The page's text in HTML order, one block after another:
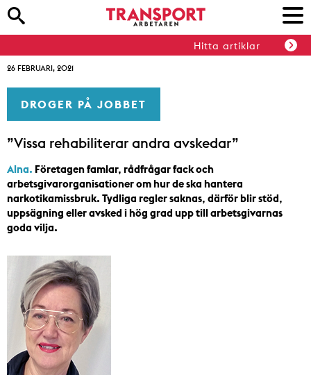
Hitta artiklar
26 FEBRUARI, 2021
DROGER PÅ JOBBET
”Vissa rehabiliterar andra avskedar”
Alna. Företagen famlar, rådfrågar fack och
arbetsgivarorganisationer om hur de ska hantera
narkotikamissbruk. Tydliga regler saknas, därför blir stöd,
uppsägning eller avsked i hög grad upp till arbetsgivarnas
goda vilja.